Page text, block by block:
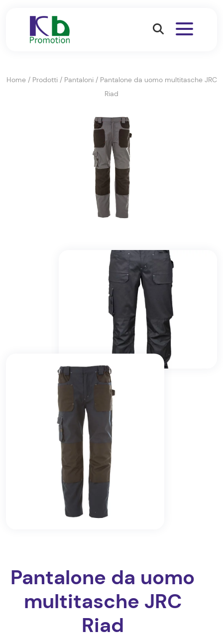
Home/ Prodotti/ Pantaloni/ Pantalone da uomo multitasche JRC
Riad
Pantalone da uomo
multitasche JRC
Riad